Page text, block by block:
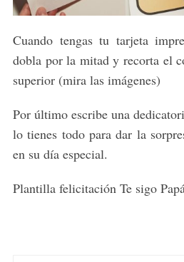
Cuando tengas tu tarjeta
dobla por la mitad y recorta el
superior (mira las imágenes)
Por último escribe una
lo tienes todo para dar la
en su día especial.
Plantilla felicitación Te sigo